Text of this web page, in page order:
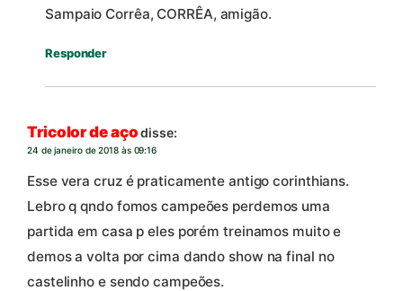
Sampaio Corrêa, CORRÊA, amigão.
Responder
Tricolor de aço disse:
24 de janeiro de 2018 às 09:16
Esse vera cruz é praticamente antigo corinthians.
Lebro q qndo fomos campeões perdemos uma
partida em casa p eles porém treinamos muito e
demos a volta por cima dando show na final no
castelinho e sendo campeões.